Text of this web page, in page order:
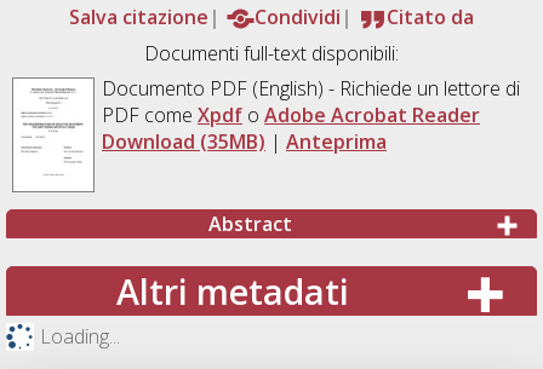
Salva citazione
Condividi
Citato da
Documenti full-text disponibili:
Documento PDF(English) - Richiede un lettore di
PDF come Xpdfo Adobe Acrobat Reader
Download (35MB) | Anteprima
Abstract
Altri metadati
Loading...